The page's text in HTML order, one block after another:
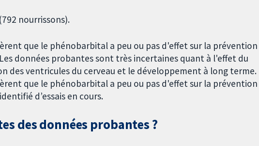
nourrissons).
que le phénobarbital a peu ou pas d'effet sur la prévention
données probantes sont très incertaines quant à l'effet du
des ventricules du cerveau et le développement à long terme.
que le phénobarbital a peu ou pas d'effet sur la prévention
d’essais en cours.
des données probantes ?